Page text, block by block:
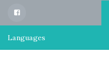
Libertas
Languages